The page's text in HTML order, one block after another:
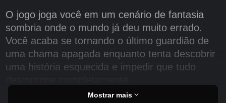
O jogo joga você em um cenário de fantasia
sombria onde o mundo já deu muito errado.
Você acaba se tornando o último guardião de
uma chama apagada enquanto tenta descobrir
uma história esquecida e impedir que tudo
Mostrar mais